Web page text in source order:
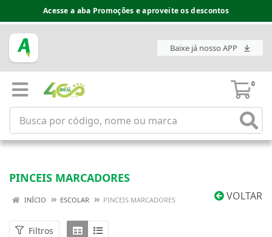
Acesse a aba Promoções e aproveite os descontos
Baixe já nosso APP
0
PINCEIS MARCADORES
VOLTAR
INÍCIO ESCOLAR PINCEIS MARCADORES
Filtros